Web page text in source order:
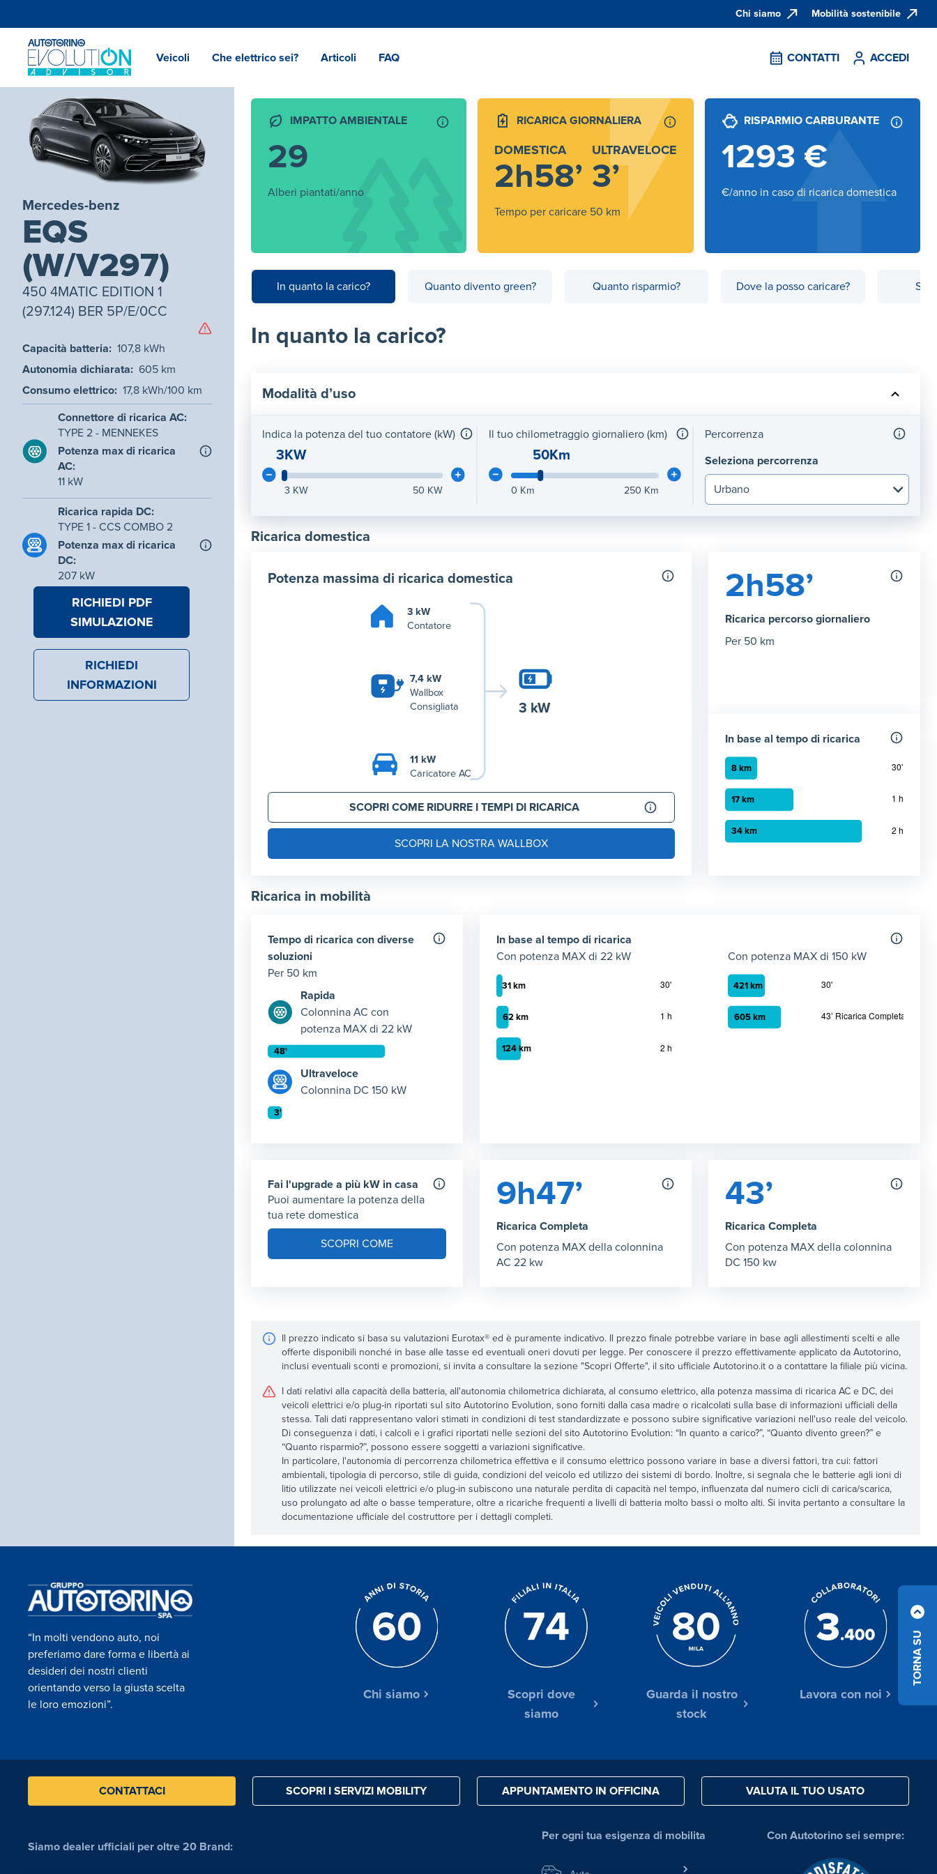
Chi siamo Mobilità sostenibile
Veicoli Che elettrico sei? Articoli FAQ CONTATTI ACCEDI
Mercedes-benz
EQS
(W/V297)
450 4MATIC EDITION 1
(297.124) BER 5P/E/0CC
Capacità batteria: 107,8 kWh
Autonomia dichiarata: 605 km
Consumo elettrico: 17,8 kWh/100 km
Connettore di ricarica AC:
TYPE 2 - MENNEKES
Potenza max di ricarica
AC:
11 kW
Ricarica rapida DC:
TYPE 1 - CCS COMBO 2
Potenza max di ricarica
DC:
207 kW
RICHIEDI PDF
SIMULAZIONE
RICHIEDI
INFORMAZIONI
IMPATTO AMBIENTALE
29
Alberi piantati/anno
RICARICA GIORNALIERA
DOMESTICA
2h58’
ULTRAVELOCE
3’
Tempo per caricare 50 km
RISPARMIO CARBURANTE
1293 €
€/anno in caso di ricarica domestica
In quanto la carico? Quanto divento green? Quanto risparmio? Dove la posso caricare?
In quanto la carico?
Modalità d’uso
Indica la potenza del tuo contatore (kW)
3KW
3 KW 50 KW
Il tuo chilometraggio giornaliero (km)
50Km
0 Km 250 Km
Percorrenza
Seleziona percorrenza
Ricarica domestica
Potenza massima di ricarica domestica
3 kW
Contatore
7,4 kW
Wallbox
Consigliata
11 kW
Caricatore AC
3 kW
SCOPRI COME RIDURRE I TEMPI DI RICARICA
SCOPRI LA NOSTRA WALLBOX
2h58’
Ricarica percorso giornaliero
Per 50 km
In base al tempo di ricarica
Ricarica in mobilità
Tempo di ricarica con diverse
soluzioni
Per 50 km
Rapida
Colonnina AC con
potenza MAX di 22 kW
Tempo di ricarica con 22 kW
Rapida: tempo necessario per ricaricare 50 km giornalieri con potenza di 22 kW
Elemento 1
Ultraveloce
Colonnina DC 150 kW
In base al tempo di ricarica
Con potenza MAX di 22 kW
Con potenza MAX di 150 kW
Fai l'upgrade a più kW in casa
Puoi aumentare la potenza della
tua rete domestica
SCOPRI COME
9h47’
Ricarica Completa
Con potenza MAX della colonnina
AC 22 kw
43’
Ricarica Completa
Con potenza MAX della colonnina
DC 150 kw
Il prezzo indicato si basa su valutazioni Eurotax® ed è puramente indicativo. Il prezzo finale potrebbe variare in base agli allestimenti scelti e alle
offerte disponibili nonché in base alle tasse ed eventuali oneri dovuti per legge. Per conoscere il prezzo effettivamente applicato da Autotorino,
inclusi eventuali sconti e promozioni, si invita a consultare la sezione "Scopri Offerte", il sito ufficiale Autotorino.it o a contattare la filiale più vicina.
I dati relativi alla capacità della batteria, all'autonomia chilometrica dichiarata, al consumo elettrico, alla potenza massima di ricarica AC e DC, dei
veicoli elettrici e/o plug-in riportati sul sito Autotorino Evolution, sono forniti dalla casa madre o ricalcolati sulla base di informazioni ufficiali della
stessa. Tali dati rappresentano valori stimati in condizioni di test standardizzate e possono subire significative variazioni nell'uso reale del veicolo.
Di conseguenza i dati, i calcoli e i grafici riportati nelle sezioni del sito Autotorino Evolution: “In quanto a carico?”, “Quanto divento green?” e
“Quanto risparmio?”, possono essere soggetti a variazioni significative.
In particolare, l'autonomia di percorrenza chilometrica effettiva e il consumo elettrico possono variare in base a diversi fattori, tra cui: fattori
ambientali, tipologia di percorso, stile di guida, condizioni del veicolo ed utilizzo dei sistemi di bordo. Inoltre, si segnala che le batterie agli ioni di
litio utilizzate nei veicoli elettrici e/o plug-in subiscono una naturale perdita di capacità nel tempo, influenzata dal numero cicli di carica/scarica,
uso prolungato ad alte o basse temperature, oltre a ricariche frequenti a livelli di batteria molto bassi o molto alti. Si invita pertanto a consultare la
documentazione ufficiale del costruttore per i dettagli completi.
“In molti vendono auto, noi
preferiamo dare forma e libertà ai
desideri dei nostri clienti
orientando verso la giusta scelta
le loro emozioni”.
Chi siamo
Scopri dove
siamo
Guarda il nostro
stock
Lavora con noi
TORNA SU
CONTATTACI SCOPRI I SERVIZI MOBILITY APPUNTAMENTO IN OFFICINA VALUTA IL TUO USATO
Siamo dealer ufficiali per oltre 20 Brand:
Per ogni tua esigenza di mobilita Con Autotorino sei sempre: